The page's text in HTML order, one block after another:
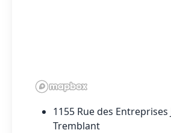
1155 Rue des Entreprises
Tremblant